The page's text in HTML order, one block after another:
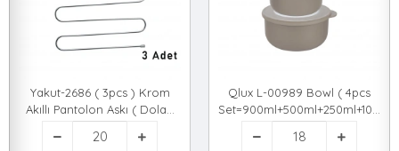
Yakut-2686 ( 3pcs ) Krom
Akıllı Pantolon Askı ( Dolap
İçi Yer Kazandıran Pantolon
& Giysi Askısı )*20=k
Qlux L-00989 Bowl ( 4pcs
Set=900ml+500ml+250ml+100ml
) Kapaklı Kase & Saklama
Kabı Set ( Pencereli Şeffaf